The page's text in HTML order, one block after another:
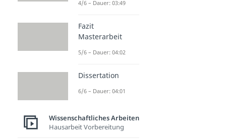
4/6 – Dauer: 03:49
Fazit
Masterarbeit
5/6 – Dauer: 04:02
Dissertation
6/6 – Dauer: 04:01
Wissenschaftliches Arbeiten
Hausarbeit Vorbereitung